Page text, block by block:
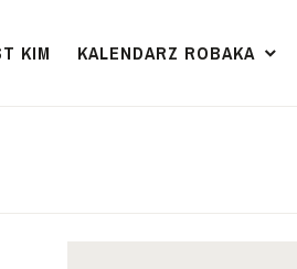
KIM KALENDARZ ROBAKA